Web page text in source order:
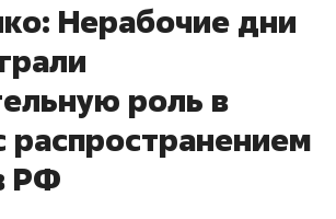
Нерабочие дни
роль в
распространением
РФ